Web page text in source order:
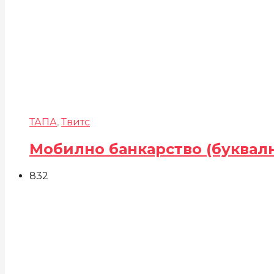
ТАПА, Твитс
Мобилно банкарство
832